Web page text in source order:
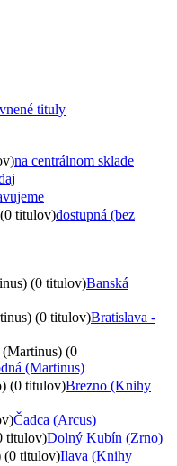
tituly
na centrálnom sklade
titulov)dostupná (bez
(0 titulov)Banská
(0 titulov)Bratislava -
(0
(Martinus)
(0 titulov)Brezno (Knihy
Čadca (Arcus)
titulov)Dolný Kubín (Zrno)
(0 titulov)Ilava (Knihy